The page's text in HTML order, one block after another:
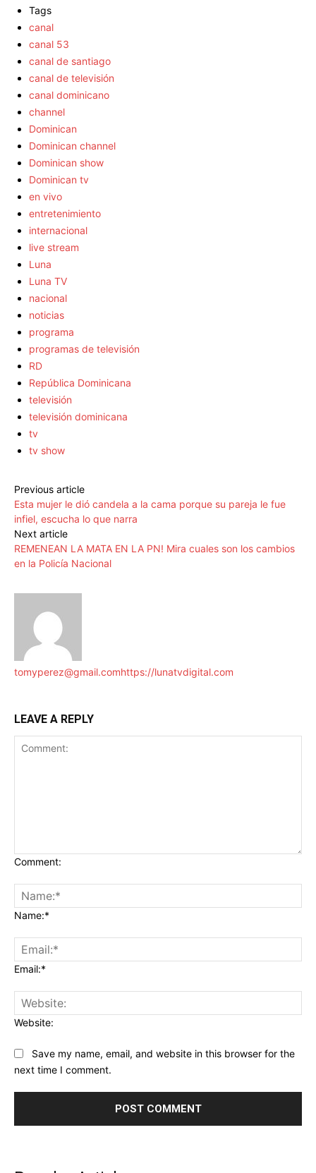
Tags
canal
canal 53
canal de santiago
canal de televisión
canal dominicano
channel
Dominican
Dominican channel
Dominican show
Dominican tv
en vivo
entretenimiento
internacional
live stream
Luna
Luna TV
nacional
noticias
programa
programas de televisión
RD
República Dominicana
televisión
televisión dominicana
tv
tv show
Previous article
Esta mujer le dió candela a la cama porque su pareja le fue
infiel, escucha lo que narra
Next article
REMENEAN LA MATA EN LA PN! Mira cuales son los cambios
en la Policía Nacional
tomyperez@gmail.comhttps://lunatvdigital.com
LEAVE A REPLY
Comment:
Name:*
Email:*
Website:
Save my name, email, and website in this browser for the
next time I comment.